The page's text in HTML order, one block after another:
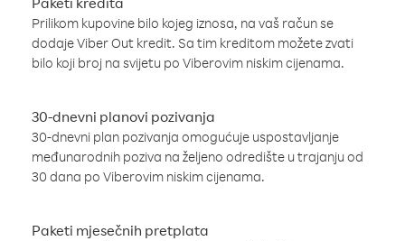
Prilikom kupovine bilo kojeg iznosa, na vaš račun se
dodaje Viber Out kredit. Sa tim kreditom možete zvati
bilo koji broj na svijetu po Viberovim niskim cijenama.
30-dnevni planovi pozivanja
30-dnevni plan pozivanja omogućuje uspostavljanje
međunarodnih poziva na željeno odredište u trajanju od
30 dana po Viberovim niskim cijenama.
Paketi mjesečnih pretplata